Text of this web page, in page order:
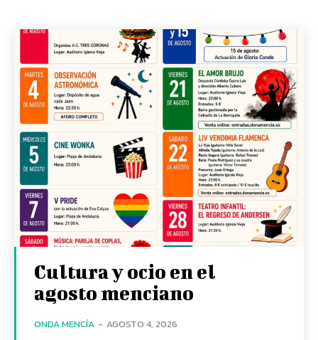
Cultura y ocio en el
agosto menciano
ONDA MENCÍA - AGOSTO 4, 2026